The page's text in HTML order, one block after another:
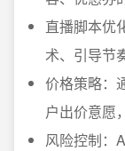
直播脚本优
术、引导节
价格策略：
户出价意愿
风险控制：